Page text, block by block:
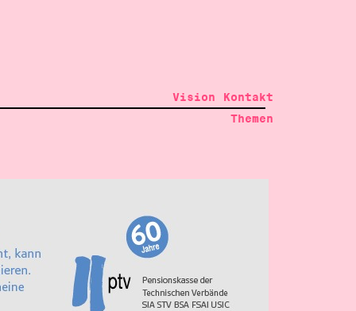
Vision
Kontakt
Themen